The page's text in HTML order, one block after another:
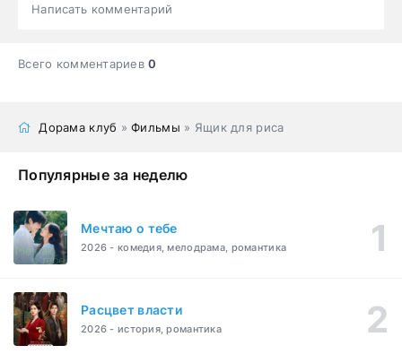
Написать комментарий
Всего комментариев0
Дорама клуб »Фильмы » Ящик для риса
Популярные за неделю
Мечтаю о тебе
2026 - комедия, мелодрама, романтика
Расцвет власти
2026 - история, романтика